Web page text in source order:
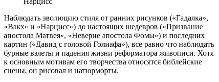
Наблюдать эволюцию стиля от ранних рисунков («Гадалка»,
«Вакх» и «Нарцисс») до настоящих шедевров («Призвание
апостола Матвея», «Неверие апостола Фомы») и последних
картин («Давид с головой Голиафа»), все равно что наблюдать
бурные взлеты и падения жизни реформатора живописи. Хотя
к основным мотивам его творчества относятся библейские
сцены, он рисовал и натюрморты.